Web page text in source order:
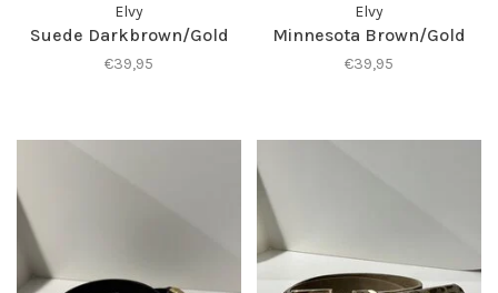
Elvy
Suede Darkbrown/Gold
€39,95
Elvy
Minnesota Brown/Gold
€39,95